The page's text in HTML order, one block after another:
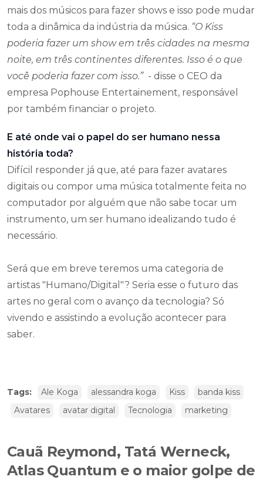
mais dos músicos para fazer shows e isso pode mudar
toda a dinâmica da indústria da música. “O Kiss
poderia fazer um show em três cidades na mesma
noite, em três continentes diferentes. Isso é o que
você poderia fazer com isso.” - disse o CEO da
empresa Pophouse Entertainement, responsável
por também financiar o projeto.
E até onde vai o papel do ser humano nessa
história toda?
Difícil responder já que, até para fazer avatares
digitais ou compor uma música totalmente feita no
computador por alguém que não sabe tocar um
instrumento, um ser humano idealizando tudo é
necessário.
Será que em breve teremos uma categoria de
artistas "Humano/Digital"? Seria esse o futuro das
artes no geral com o avanço da tecnologia? Só
vivendo e assistindo a evolução acontecer para
saber.
Tags: Ale Koga alessandra koga Kiss
banda kiss
Avatares
avatar digital Tecnologia marketing
Cauã Reymond, Tatá Werneck,
Atlas Quantum e o maior golpe de